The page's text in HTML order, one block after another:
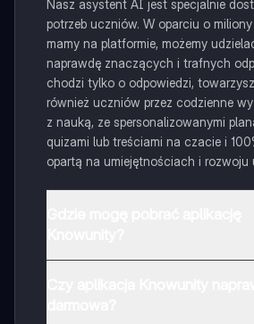
Nasz asystent AI jest specjalnie
potrzeb uczniów. W oparciu o
mamy na platformie, możemy
naprawdę znaczących i trafnych
chodzi tylko o odpowiedzi,
również uczniów przez codzienne
z nauką, ze spersonalizowanymi
quizami lub treściami na czacie i
opartą na umiejętnościach i rozwoju